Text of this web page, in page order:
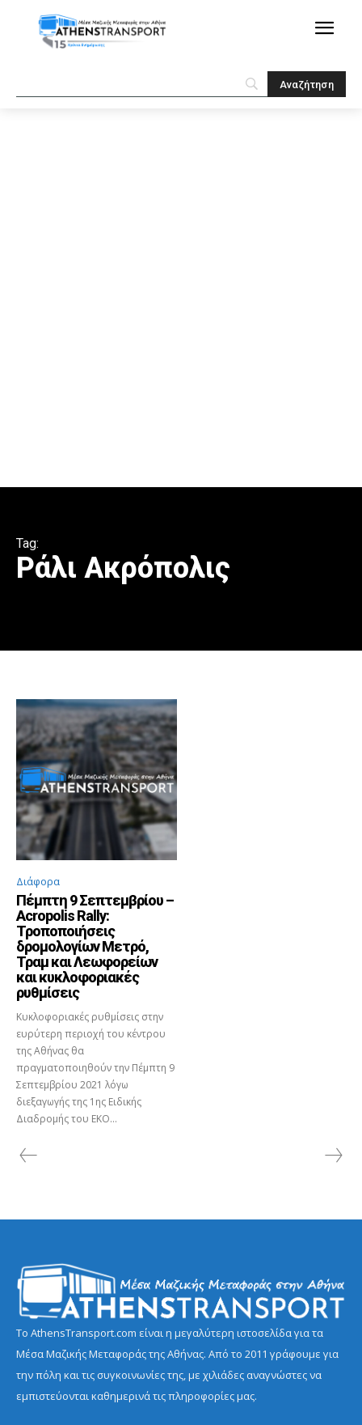
Tag:
Ράλι Ακρόπολις
Διάφορα
Πέμπτη 9 Σεπτεμβρίου –
Acropolis Rally:
Τροποποιήσεις
δρομολογίων Μετρό,
Τραμ και Λεωφορείων
και κυκλοφοριακές
ρυθμίσεις
Κυκλοφοριακές ρυθμίσεις στην
ευρύτερη περιοχή του κέντρου
της Αθήνας θα
πραγματοποιηθούν την Πέμπτη 9
Σεπτεμβρίου 2021 λόγω
διεξαγωγής της 1ης Ειδικής
Διαδρομής του EKO...
Το AthensTransport.com είναι η μεγαλύτερη ιστοσελίδα για τα
Μέσα Μαζικής Μεταφοράς της Αθήνας. Από το 2011 γράφουμε για
την πόλη και τις συγκοινωνίες της, με χιλιάδες αναγνώστες να
εμπιστεύονται καθημερινά τις πληροφορίες μας.